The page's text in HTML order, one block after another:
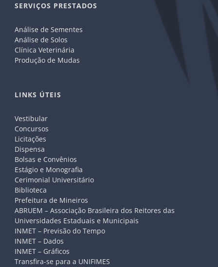
SERVIÇOS PRESTADOS
Análise de Sementes
Análise de Solos
Clínica Veterinária
Produção de Mudas
LINKS ÚTEIS
Vestibular
Concursos
Licitações
Dispensa
Bolsas e Convênios
Estágio e Monografia
Cerimonial Universitário
Biblioteca
Prefeitura de Mineiros
ABRUEM – Associação Brasileira dos Reitores das
Universidades Estaduais e Municipais
INMET – Previsão do Tempo
INMET – Dados
INMET – Gráficos
Transfira-se para a UNIFIMES